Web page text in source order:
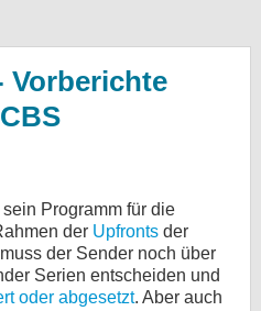
Vorberichte
Programm für die
der Upfronts der
der Sender noch über
Serien entscheiden und
oder abgesetzt. Aber auch